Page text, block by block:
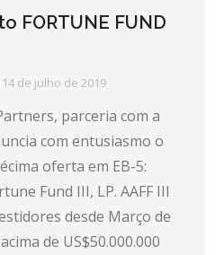
FORTUNE FUND
14 de julho de 2019
parceria com a
com entusiasmo o
oferta em EB-5:
Fund III, LP. AAFF III
desde Março de
de US$50.000.000